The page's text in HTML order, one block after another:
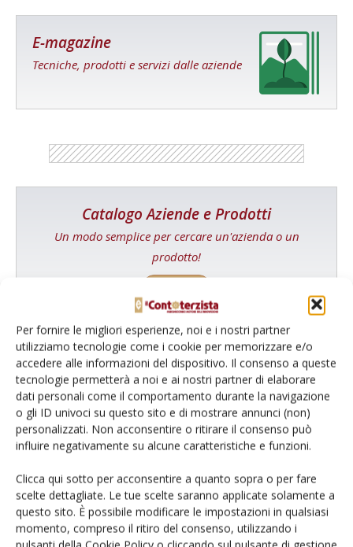
Per fornire le migliori esperienze, noi e i nostri partner
utilizziamo tecnologie come i cookie per memorizzare e/o
accedere alle informazioni del dispositivo. Il consenso a queste
tecnologie permetterà a noi e ai nostri partner di elaborare
dati personali come il comportamento durante la navigazione
o gli ID univoci su questo sito e di mostrare annunci (non)
personalizzati. Non acconsentire o ritirare il consenso può
influire negativamente su alcune caratteristiche e funzioni.
Clicca qui sotto per acconsentire a quanto sopra o per fare
scelte dettagliate. Le tue scelte saranno applicate solamente a
questo sito. È possibile modificare le impostazioni in qualsiasi
momento, compreso il ritiro del consenso, utilizzando i
E-magazine
Tecniche, prodotti e servizi dalle aziende
Catalogo Aziende e Prodotti
Un modo semplice per cercare un'azienda o un
prodotto!
L'Esperto risponde
I consigli di Terra e Vita agli agricoltori
Cerca adesso